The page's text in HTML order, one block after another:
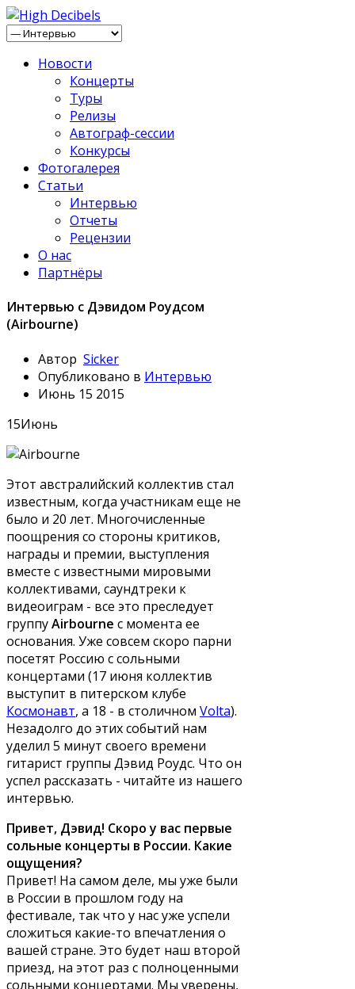
Новости
Концерты
Туры
Релизы
Автограф-сессии
Конкурсы
Фотогалерея
Статьи
Интервью
Отчеты
Рецензии
О нас
Партнёры
Интервью с Дэвидом Роудсом
(Airbourne)
Автор Sicker
Опубликовано в Интервью
Июнь 15 2015
15Июнь
Этот австралийский коллектив стал
известным, когда участникам еще не
было и 20 лет. Многочисленные
поощрения со стороны критиков,
награды и премии, выступления
вместе с известными мировыми
коллективами, саундтреки к
видеоиграм - все это преследует
группуAirbourne с момента ее
основания. Уже совсем скоро парни
посетят Россию с сольными
концертами (17 июня коллектив
выступит в питерском клубе
Космонавт, а 18 - в столичном Volta).
Незадолго до этих событий нам
уделил 5 минут своего времени
гитарист группы Дэвид Роудс. Что он
успел рассказать - читайте из нашего
интервью.
Привет, Дэвид! Скоро у вас первые
сольные концерты в России. Какие
ощущения?
Привет! На самом деле, мы уже были
в России в прошлом году на
фестивале, так что у нас уже успели
сложиться какие-то впечатления о
вашей стране. Это будет наш второй
приезд, на этот раз с полноценными
сольными концертами. Мы уверены,